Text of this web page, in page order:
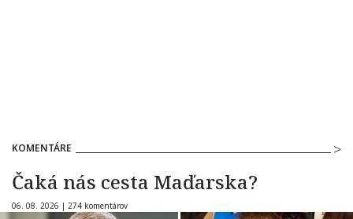
KOMENTÁRE
Čaká nás cesta Maďarska?
06. 08. 2026 | 274 komentárov